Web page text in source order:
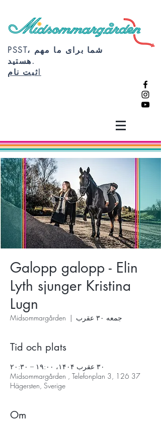
PSST، شما برای ما مهم
هستید.
ثبت نام!
Galopp galopp - Elin
Lyth sjunger Kristina
Lugn
جمعه ۳۰ عقرب
  |
Midsommargården
Tid och plats
۳۰ عقرب ۱۴۰۴، ۱۹:۰۰ – ۲۰:۳۰
Midsommargården , Telefonplan 3, 126 37
Hägersten, Sverige
Om